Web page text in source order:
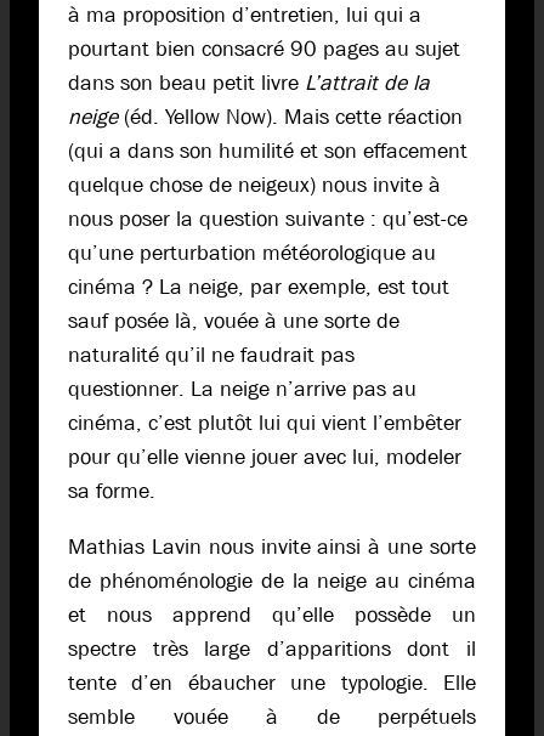
à ma proposition d’entretien, lui qui a
pourtant bien consacré 90 pages au sujet
dans son beau petit livre L’attrait de la
neige(éd. Yellow Now). Mais cette réaction
(qui a dans son humilité et son effacement
quelque chose de neigeux) nous invite à
nous poser la question suivante : qu’est-ce
qu’une perturbation météorologique au
cinéma ? La neige, par exemple, est tout
sauf posée là, vouée à une sorte de
naturalité qu’il ne faudrait pas
questionner. La neige n’arrive pas au
cinéma, c’est plutôt lui qui vient l’embêter
pour qu’elle vienne jouer avec lui, modeler
sa forme.
Mathias Lavin nous invite ainsi à une sorte
de phénoménologie de la neige au cinéma
et nous apprend qu’elle possède un
spectre très large d’apparitions dont il
tente d’en ébaucher une typologie. Elle
semble vouée à de perpétuels